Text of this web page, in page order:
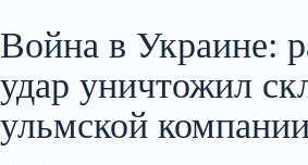
Война в Украине:
удар уничтожил
ульмской